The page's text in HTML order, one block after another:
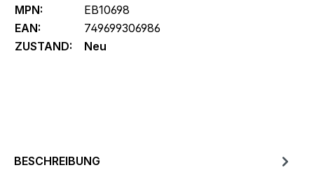
MPN:
EB10698
EAN:
749699306986
ZUSTAND:
Neu
BESCHREIBUNG